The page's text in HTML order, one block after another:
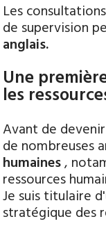
Les
de supervision
anglais.
Une
les
Avant de
de nombreuses
humaines,
ressources
Je suis titulaire
stratégique des